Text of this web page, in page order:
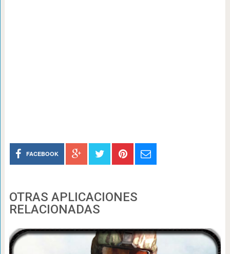
FACEBOOK
OTRAS APLICACIONES
RELACIONADAS